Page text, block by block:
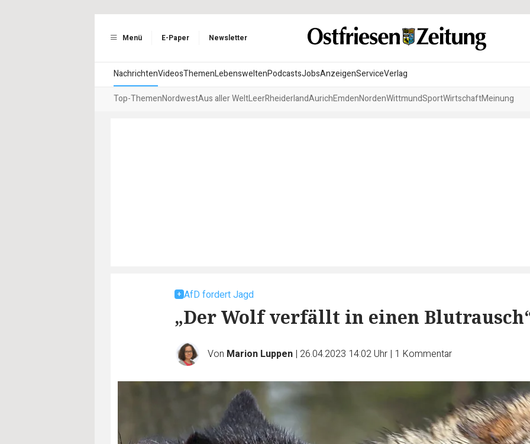
Menü E-Paper Newsletter
NachrichtenVideosThemenLebensweltenPodcastsJobsAnzeigenServiceVerlag
Top-ThemenNordwestAus aller WeltLeerRheiderlandAurichEmdenNordenWittmundSportWirtschaftMeinung
AfD fordert Jagd
„Der Wolf verfällt in einen
Von Marion Luppen | 26.04.2023 14:02 Uhr | 1 Kommentar